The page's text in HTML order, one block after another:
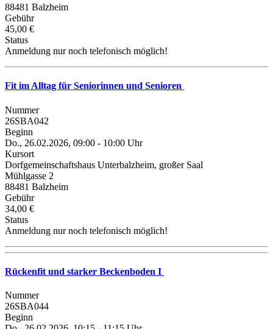
88481 Balzheim
Gebühr
45,00 €
Status
Anmeldung nur noch telefonisch möglich!
Fit im Alltag für Seniorinnen und Senioren
Nummer
26SBA042
Beginn
Do., 26.02.2026, 09:00 - 10:00 Uhr
Kursort
Dorfgemeinschaftshaus Unterbalzheim, großer Saal
Mühlgasse 2
88481 Balzheim
Gebühr
34,00 €
Status
Anmeldung nur noch telefonisch möglich!
Rückenfit und starker Beckenboden I
Nummer
26SBA044
Beginn